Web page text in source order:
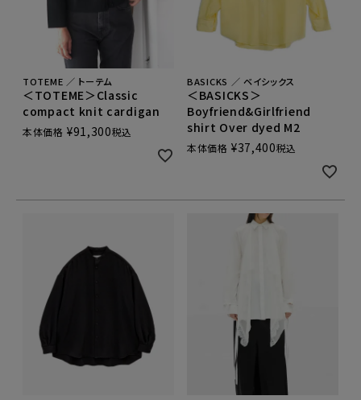
TOTEME ／ トーテム
＜TOTEME＞Classic
compact knit cardigan
本体価格 ¥91,300税込
BASICKS ／ ベイシックス
＜BASICKS＞
Boyfriend&Girlfriend
shirt Over dyed M2
本体価格 ¥37,400税込